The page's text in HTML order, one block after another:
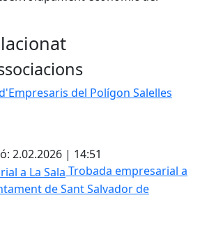
del Polígon Salelles
2.02.2026 | 14:51
a La Sala
Trobada empresarial a
de Sant Salvador de